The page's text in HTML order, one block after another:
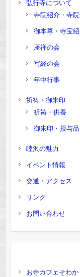
弘行寺について
寺院紹介・寺
御本尊・寺宝
座禅の会
写経の会
年中行事
祈祷・御朱印
祈祷・供養
御朱印・授与品
睦沢の魅力
イベント情報
交通・アクセス
リンク
お問い合わせ
お寺カフェそわか